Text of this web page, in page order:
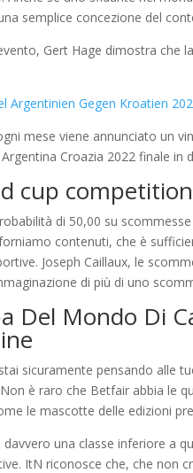
semplice concezione del
Gert Hage dimostra che
Argentinien Gegen Kroatien
mese viene annunciato un
Croazia 2022 finale in
cup
di 50,00 su
contenuti, che è
Joseph Caillaux, le
di più di uno
Del Mondo Di
sicuramente pensando alle
è raro che Betfair abbia le
le mascotte delle edizioni
una classe inferiore a
ItN riconosce che, che non